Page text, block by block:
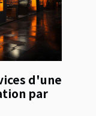
d'une
par